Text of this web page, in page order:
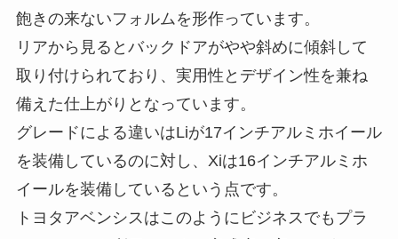
飽きの来ないフォルムを形作っています。
リアから見るとバックドアがやや斜めに傾斜して
取り付けられており、実用性とデザイン性を兼ね
備えた仕上がりとなっています。
グレードによる違いはLiが17インチアルミホイール
を装備しているのに対し、Xiは16インチアルミホ
イールを装備しているという点です。
トヨタアベンシスはこのようにビジネスでもプラ